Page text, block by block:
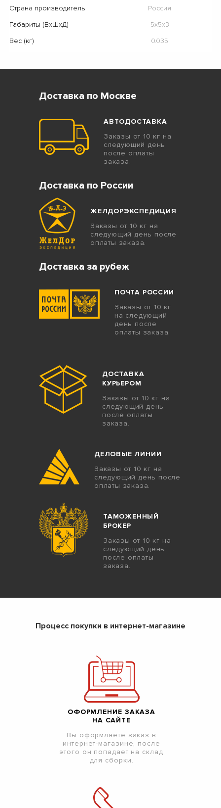
Страна производитель
Россия
Габариты (ВхШхД)
5х5х3
Вес (кг)
0.035
Доставка по Москве
АВТОДОСТАВКА
Заказы от 10 кг на
следующий день
после оплаты
заказа.
Доставка по России
ЖЕЛДОРЭКСПЕДИЦИЯ
Заказы от 10 кг на
следующий день после
оплаты заказа.
Доставка за рубеж
ПОЧТА РОССИИ
Заказы от 10 кг
на следующий
день после
оплаты заказа.
ДОСТАВКА
КУРЬЕРОМ
Заказы от 10 кг на
следующий день
после оплаты
заказа.
ДЕЛОВЫЕ ЛИНИИ
Заказы от 10 кг на
следующий день после
оплаты заказа.
ТАМОЖЕННЫЙ
БРОКЕР
Заказы от 10 кг на
следующий день
после оплаты
заказа.
Процесс покупки в интернет-магазине
ОФОРМЛЕНИЕ ЗАКАЗА
НА САЙТЕ
Вы оформляете заказ в
интернет-магазине, после
этого он попадает на склад
для сборки.